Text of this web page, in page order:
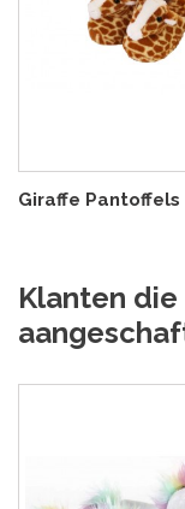
Giraffe Pantoffels
Klanten